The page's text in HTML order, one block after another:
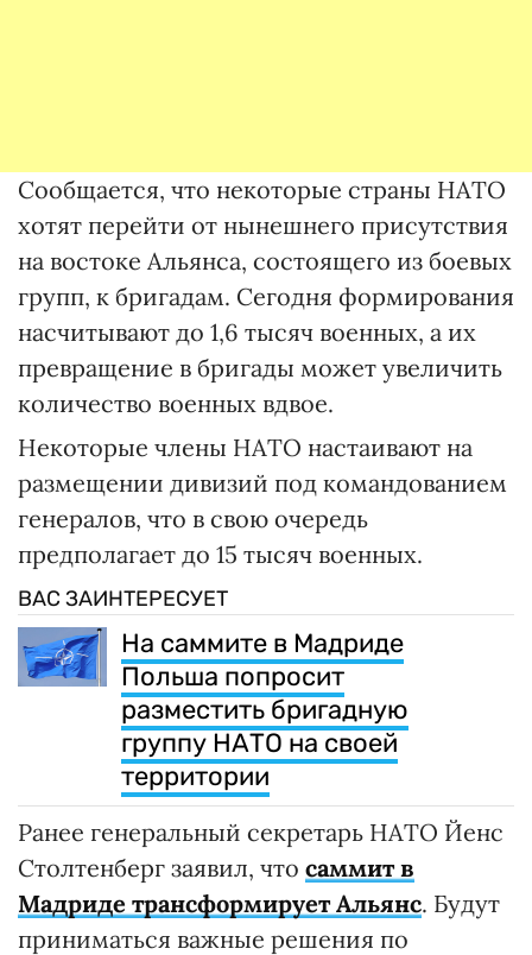
Сообщается, что некоторые страны НАТО
хотят перейти от нынешнего присутствия
на востоке Альянса, состоящего из боевых
групп, к бригадам. Сегодня формирования
насчитывают до 1,6 тысяч военных, а их
превращение в бригады может увеличить
количество военных вдвое.
Некоторые члены НАТО настаивают на
размещении дивизий под командованием
генералов, что в свою очередь
предполагает до 15 тысяч военных.
ВАС ЗАИНТЕРЕСУЕТ
На саммите в Мадриде
Польша попросит
разместить бригадную
группу НАТО на своей
территории
Ранее генеральный секретарь НАТО Йенс
Столтенберг заявил, что саммит в
Мадриде трансформирует Альянс. Будут
приниматься важные решения по